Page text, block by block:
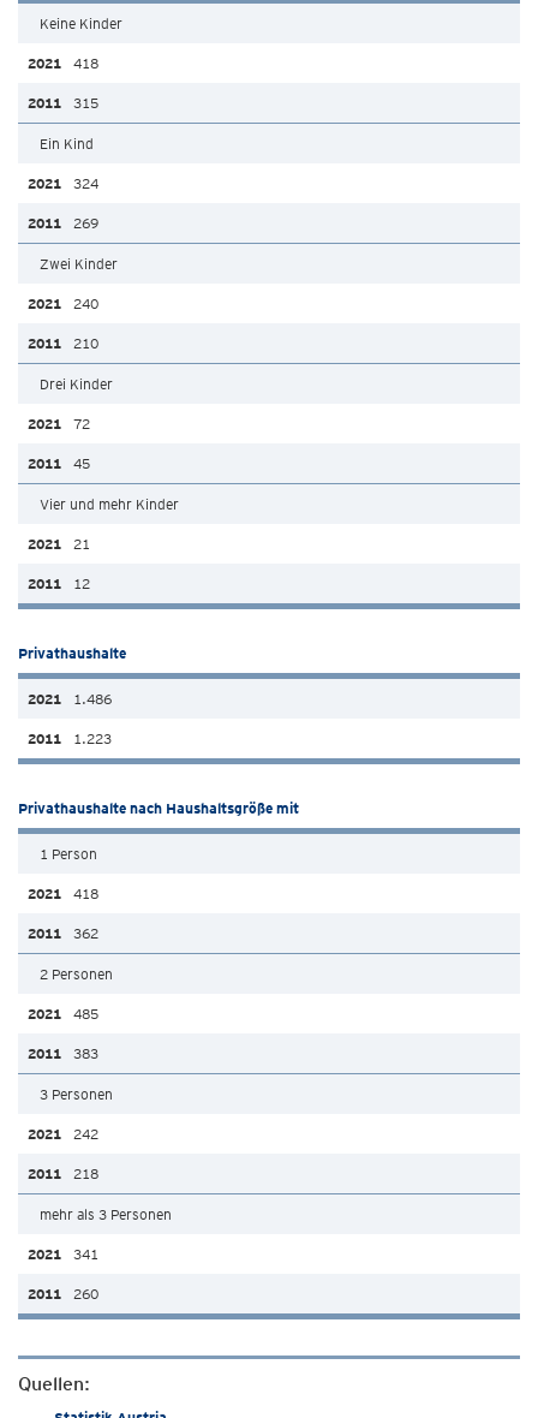
Keine Kinder
418
315
Ein Kind
324
269
Zwei Kinder
240
210
Drei Kinder
72
45
Vier und mehr Kinder
21
12
Privathaushalte
1.486
1.223
Privathaushalte nach Haushaltsgröße mit
1 Person
418
362
2 Personen
485
383
3 Personen
242
218
mehr als 3 Personen
341
260
Quellen: